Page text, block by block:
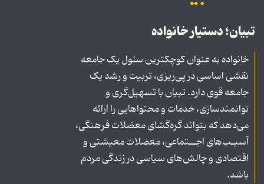
تبیان؛ دستیار خانواده
خانواده به عنوان کوچکترین سلول یک جامعه
نقشی اساسی در پی‌ریزی، تربیت و رشد یک
جامعه قوی دارد. تبیان با تسهیل‌گری و
توانمندسازی، خدمات و محتواهایی را ارائه
می‌دهد که بتواند گره‌گشای معضلات فرهنگی،
آسیـب‌های اجــتماعی، معضلات معیشتی و
اقتصادی و چالش‌های سیاسی در زندگی مردم
باشد.